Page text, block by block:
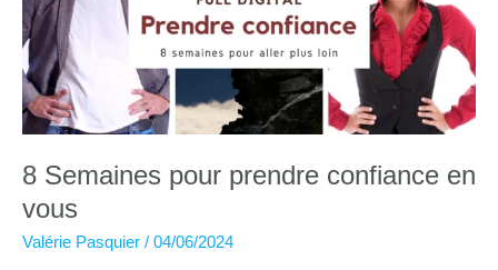
Relaxation
dynamique
1
–
12
8 Semaines pour prendre confiance en
vous
Valérie Pasquier / 04/06/2024